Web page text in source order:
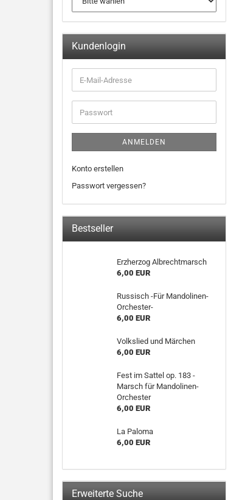
Kundenlogin
ANMELDEN
Konto erstellen
Passwort vergessen?
Bestseller
Erzherzog Albrechtmarsch
6,00 EUR
Russisch -Für Mandolinen-
Orchester-
6,00 EUR
Volkslied und Märchen
6,00 EUR
Fest im Sattel op. 183 -
Marsch für Mandolinen-
Orchester
6,00 EUR
La Paloma
6,00 EUR
Erweiterte Suche